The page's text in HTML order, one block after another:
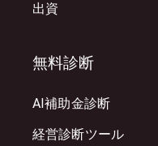
出資
無料診断
AI補助金診断
経営診断ツール